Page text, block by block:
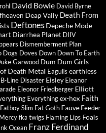
David Bowie David Byrne
Deap Vally Death From
Deftones Depeche Mode
Diarrhea Planet DIIV
Dismemberment Plan
Dogs Doves Down Down To Earth
Garwood Dum Dum Girls
of Death Metal Eagulls earthless
Line Disaster Eisley Eleanor
Eleonor Friedberger Elliott
Everythingex-hex Faith
Fatboy Slim Fat Goth Fauve Feeder
fka twigs Flaming Lips Foals
Ocean Franz Ferdinand